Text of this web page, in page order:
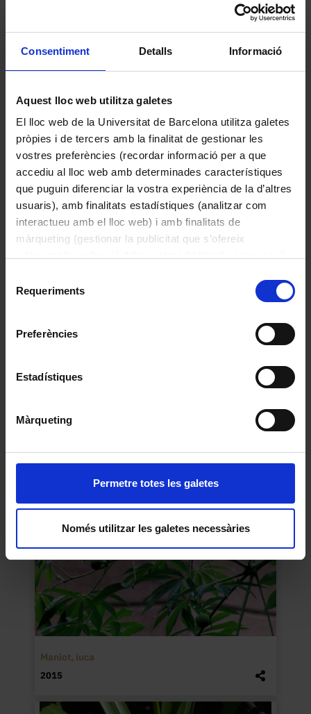
Consentiment Detalls Informació
Aquest lloc web utilitza galetes
El lloc web de la Universitat de Barcelona utilitza galetes
pròpies i de tercers amb la finalitat de gestionar les
vostres preferències (recordar informació per a que
accediu al lloc web amb determinades característiques
que puguin diferenciar la vostra experiència de la d’altres
usuaris), amb finalitats estadístiques (analitzar com
interactueu amb el lloc web) i amb finalitats de
màrqueting (gestionar la publicitat que s’ofereix
consultar laPolítica de galetes del lloc web de la
Requeriments
Preferències
Estadístiques
Màrqueting
Permetre totes les galetes
Només utilitzar les galetes necessàries
actinomorfes i dialitèpales, trímeres, amb
6 tèpals lliures, androceu de 3 estams les
globós, vermell brillant, amb 1-2 llavors
Usos: El rizoma té propietats
antiinflamatòries i vasoconstrictores, i
s'usa per tractar varius i hemorroides. Se
n'han aïllat set saponines esteroïdals i un
glucòsid. S'usa com a pinso per a animals i
com a ornament per la vistositat dels
fruits.
Margalló
2015
Fulles de portera
Maniot, iuca
2015